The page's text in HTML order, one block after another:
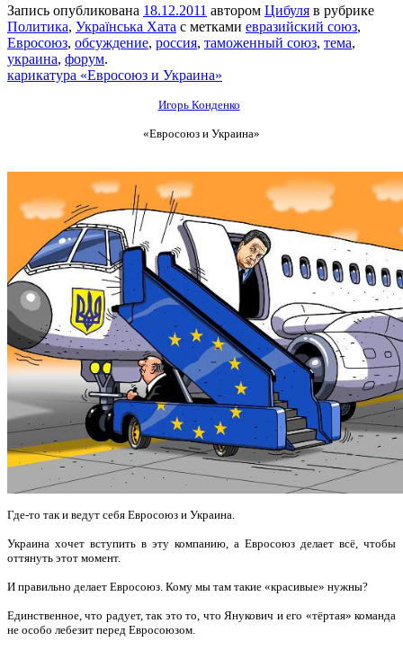
Запись опубликована 18.12.2011 автором Цибуля в рубрике
Политика, Українська Хата с метками евразийский союз,
Евросоюз, обсуждение, россия, таможенный союз, тема,
украина, форум.
карикатура «Евросоюз и Украина»
Игорь Конденко
«Евросоюз и Украина»
Где-то так и ведут себя Евросоюз и Украина.
Украина хочет вступить в эту компанию, а Евросоюз делает всё, чтобы
оттянуть этот момент.
И правильно делает Евросоюз. Кому мы там такие «красивые» нужны?
Единственное, что радует, так это то, что Янукович и его «тёртая» команда
не особо лебезит перед Евросоюзом.